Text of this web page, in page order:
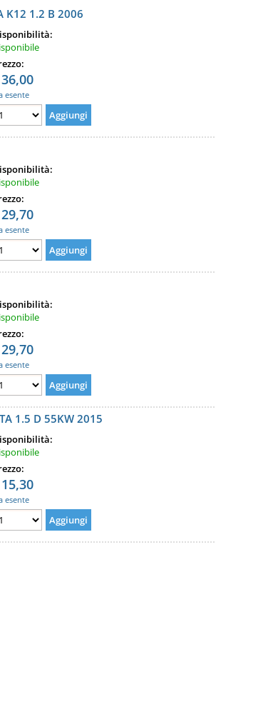
K12 1.2 B 2006
36,00
esente
29,70
esente
29,70
esente
1.5 D 55KW 2015
15,30
esente